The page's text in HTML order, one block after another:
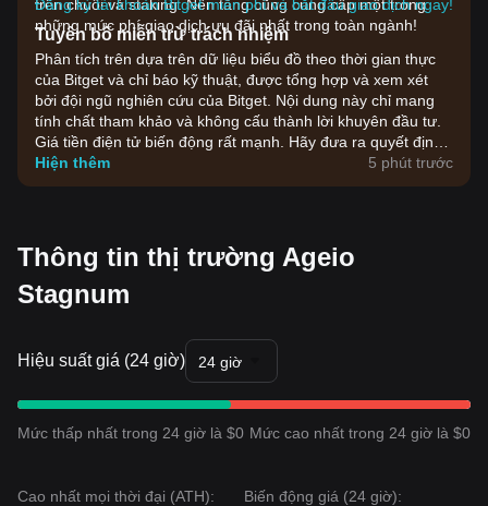
trên chuỗi và staking. Nền tảng cũng cung cấp một trong
những mức phí giao dịch ưu đãi nhất trong toàn ngành!
Đăng ký tài khoản Bitget miễn phí và bắt đầu giao dịch ngay!
Tuyên bố miễn trừ trách nhiệm
Phân tích trên dựa trên dữ liệu biểu đồ theo thời gian thực
của Bitget và chỉ báo kỹ thuật, được tổng hợp và xem xét
bởi đội ngũ nghiên cứu của Bitget. Nội dung này chỉ mang
tính chất tham khảo và không cấu thành lời khuyên đầu tư.
Giá tiền điện tử biến động rất mạnh. Hãy đưa ra quyết định
đầu tư dựa trên khả năng chấp nhận rủi ro của bản thân.
Hiện thêm 5 phút trước
Thông tin thị trường Ageio
Stagnum
Hiệu suất giá (24 giờ) 24 giờ
Mức thấp nhất trong 24 giờ là $0 Mức cao nhất trong 24 giờ là $0
Cao nhất mọi thời đại (ATH):
Biến động giá (24 giờ):